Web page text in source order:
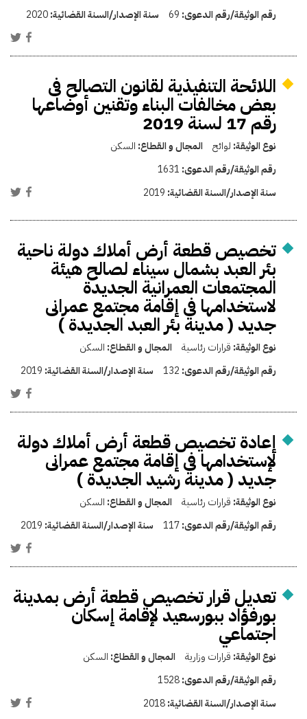
رقم الوثيقة/رقم الدعوى: 69 سنة الإصدار/السنة القضائية:2020
اللائحة التنفيذية لقانون التصالح فى
بعض مخالفات البناء وتقنين أوضاعها
رقم 17 لسنة 2019
نوع الوثيقة: لوائح المجال و القطاع: السكن
رقم الوثيقة/رقم الدعوى: 1631
سنة الإصدار/السنة القضائية: 2019
تخصيص قطعة أرض أملاك دولة ناحية
بئر العبد بشمال سيناء لصالح هيئة
المجتمعات العمرانية الجديدة
لاستخدامها فى إقامة مجتمع عمرانى
جديد ( مدينة بئر العبد الجديدة )
نوع الوثيقة: قرارات رئاسية المجال و القطاع: السكن
رقم الوثيقة/رقم الدعوى: 132 سنة الإصدار/السنة القضائية: 2019
إعادة تخصيص قطعة أرض أملاك دولة
لإستخدامها فى إقامة مجتمع عمرانى
جديد ( مدينة رشيد الجديدة )
نوع الوثيقة: قرارات رئاسية المجال و القطاع: السكن
رقم الوثيقة/رقم الدعوى:117 سنة الإصدار/السنة القضائية: 2019
تعديل قرار تخصيص قطعة أرض بمدينة
بورفؤاد ببورسعيد لإقامة إسكان
اجتماعي
نوع الوثيقة: قرارات وزارية المجال و القطاع: السكن
رقم الوثيقة/رقم الدعوى:1528
سنة الإصدار/السنة القضائية:2018